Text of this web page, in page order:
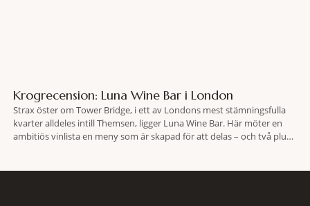
Krogrecension: Luna Wine Bar i London
Strax öster om Tower Bridge, i ett av Londons mest stämningsfulla
kvarter alldeles intill Themsen, ligger Luna Wine Bar. Här möter en
ambitiös vinlista en meny som är skapad för att delas – och två plus